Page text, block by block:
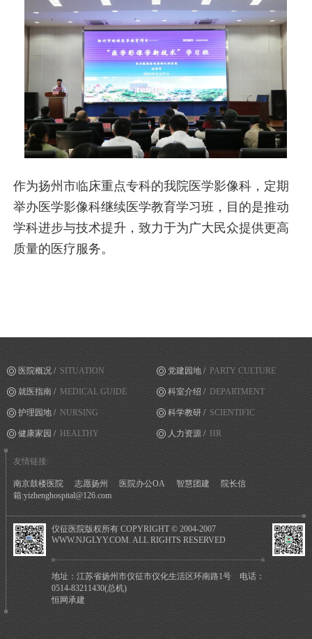
作为扬州市临床重点专科的我院医学影像科，定期
举办医学影像科继续医学教育学习班，目的是推动
学科进步与技术提升，致力于为广大民众提供更高
质量的医疗服务。
医院概况 / SITUATION 党建园地 /PARTY CULTURE
就医指南 / MEDICAL GUIDE 科室介绍 /DEPARTMENT
护理园地 / NURSING 科学教研 / SCIENTIFIC
健康家园 /HEALTHY 人力资源 / HR
友情链接:
南京鼓楼医院 志愿扬州 医院办公OA 智慧团建
院长信
箱:yizhenghospital@126.com
仪征医院版权所有 COPYRIGHT © 2004-2007
WWW.NJGLYY.COM. ALL RIGHTS RESERVED
地址：江苏省扬州市仪征市仪化生活区环南路1号 电话：
0514-83211430(总机)
恒网承建